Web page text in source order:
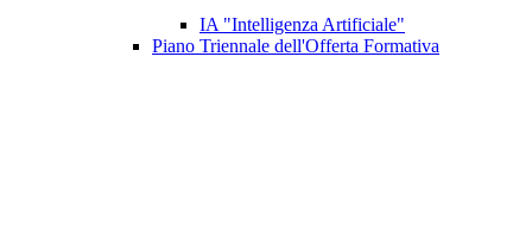
IA "Intelligenza Artificiale"
Piano Triennale dell'Offerta Formativa